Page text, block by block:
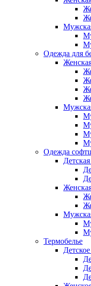
Одежда для
Одежда
Термобелье